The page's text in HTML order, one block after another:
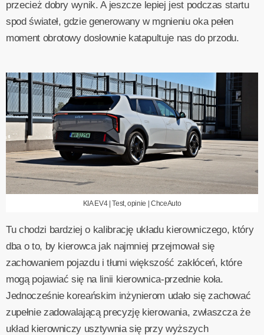
przecież dobry wynik. A jeszcze lepiej jest podczas startu
spod świateł, gdzie generowany w mgnieniu oka pełen
moment obrotowy dosłownie katapultuje nas do przodu.
KIA EV4 | Test, opinie | ChceAuto
Tu chodzi bardziej o kalibrację układu kierowniczego, który
dba o to, by kierowca jak najmniej przejmował się
zachowaniem pojazdu i tłumi większość zakłóceń, które
mogą pojawiać się na linii kierownica-przednie koła.
Jednocześnie koreańskim inżynierom udało się zachować
zupełnie zadowalającą precyzję kierowania, zwłaszcza że
układ kierowniczy usztywnia się przy wyższych